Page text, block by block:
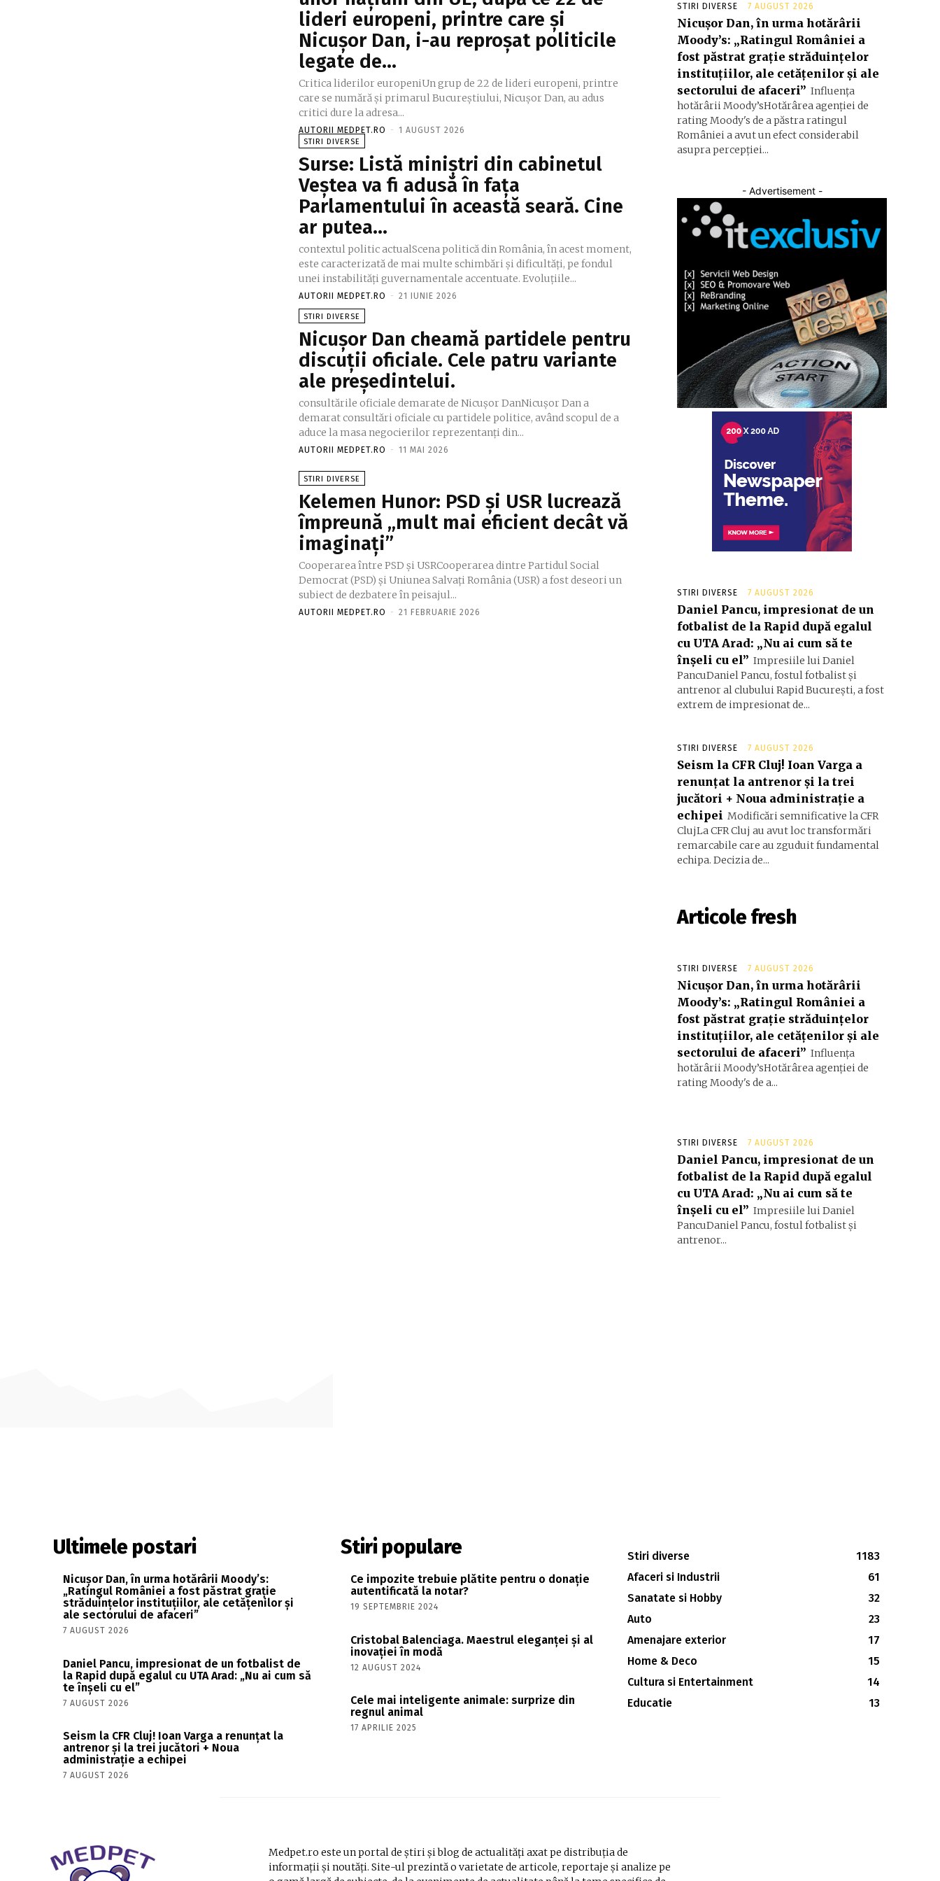
lideri europeni, printre care și
Nicușor Dan, i-au reproșat politicile
legate de...
Critica liderilor europeniUn grup de 22 de lideri europeni, printre
care se numără și primarul Bucureștiului, Nicușor Dan, au adus
critici dure la adresa...
AUTORII MEDPET.RO - 1 AUGUST 2026
STIRI DIVERSE
Surse: Listă miniștri din cabinetul
Veștea va fi adusă în fața
Parlamentului în această seară. Cine
ar putea…
contextul politic actualScena politică din România, în acest moment,
este caracterizată de mai multe schimbări și dificultăți, pe fondul
unei instabilități guvernamentale accentuate. Evoluțiile...
AUTORII MEDPET.RO - 21 IUNIE 2026
STIRI DIVERSE
Nicușor Dan cheamă partidele pentru
discuții oficiale. Cele patru variante
ale președintelui.
consultările oficiale demarate de Nicușor DanNicușor Dan a
demarat consultări oficiale cu partidele politice, având scopul de a
aduce la masa negocierilor reprezentanți din...
AUTORII MEDPET.RO - 11 MAI 2026
STIRI DIVERSE
Kelemen Hunor: PSD și USR lucrează
împreună „mult mai eficient decât vă
imaginați”
Cooperarea între PSD și USRCooperarea dintre Partidul Social
Democrat (PSD) și Uniunea Salvați România (USR) a fost deseori un
subiect de dezbatere în peisajul...
AUTORII MEDPET.RO - 21 FEBRUARIE 2026
STIRI DIVERSE 7 AUGUST 2026
Nicușor Dan, în urma hotărârii
Moody’s: „Ratingul României a
fost păstrat grație străduințelor
instituțiilor, ale cetățenilor și ale
sectorului de afaceri” Influența
hotărârii Moody’sHotărârea agenției de
rating Moody's de a păstra ratingul
României a avut un efect considerabil
asupra percepției...
- Advertisement -
STIRI DIVERSE 7 AUGUST 2026
Daniel Pancu, impresionat de un
fotbalist de la Rapid după egalul
cu UTA Arad: „Nu ai cum să te
înșeli cu el” Impresiile lui Daniel
PancuDaniel Pancu, fostul fotbalist și
antrenor al clubului Rapid București, a fost
extrem de impresionat de...
STIRI DIVERSE 7 AUGUST 2026
Seism la CFR Cluj! Ioan Varga a
renunțat la antrenor și la trei
jucători + Noua administrație a
echipei Modificări semnificative la CFR
ClujLa CFR Cluj au avut loc transformări
remarcabile care au zguduit fundamental
echipa. Decizia de...
Articole fresh
STIRI DIVERSE 7 AUGUST 2026
Nicușor Dan, în urma hotărârii
Moody’s: „Ratingul României a
fost păstrat grație străduințelor
instituțiilor, ale cetățenilor și ale
sectorului de afaceri” Influența
hotărârii Moody’sHotărârea agenției de
rating Moody's de a...
STIRI DIVERSE 7 AUGUST 2026
Daniel Pancu, impresionat de un
fotbalist de la Rapid după egalul
cu UTA Arad: „Nu ai cum să te
înșeli cu el” Impresiile lui Daniel
PancuDaniel Pancu, fostul fotbalist și
antrenor...
Ultimele postari
Nicușor Dan, în urma hotărârii Moody’s:
„Ratingul României a fost păstrat grație
străduințelor instituțiilor, ale cetățenilor și
ale sectorului de afaceri”
7 AUGUST 2026
Daniel Pancu, impresionat de un fotbalist de
la Rapid după egalul cu UTA Arad: „Nu ai cum să
te înșeli cu el”
7 AUGUST 2026
Seism la CFR Cluj! Ioan Varga a renunțat la
antrenor și la trei jucători + Noua
administrație a echipei
7 AUGUST 2026
Stiri populare
Ce impozite trebuie plătite pentru o donație
autentificată la notar?
19 SEPTEMBRIE 2024
Cristobal Balenciaga. Maestrul eleganței și al
inovației în modă
12 AUGUST 2024
Cele mai inteligente animale: surprize din
regnul animal
17 APRILIE 2025
Stiri diverse
1183
Afaceri si Industrii
61
Sanatate si Hobby
32
Auto
23
Amenajare exterior
17
Home & Deco
15
Cultura si Entertainment
14
Educatie
13
Medpet.ro este un portal de știri și blog de actualități axat pe distribuția de
informații și noutăți. Site-ul prezintă o varietate de articole, reportaje și analize pe